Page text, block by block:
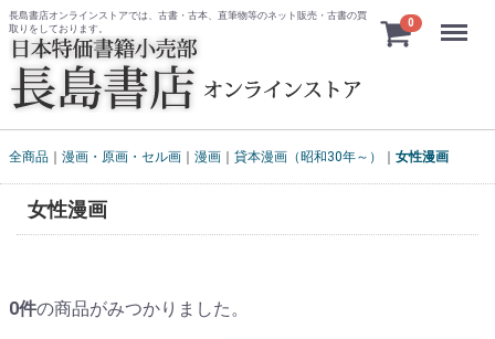
長島書店オンラインストアでは、古書・古本、直筆物等のネット販売・古書の買
取りをしております。
0 Menu
全商品 漫画・原画・セル画 漫画 貸本漫画（昭和30年～） 女性漫画
女性漫画
0件の商品がみつかりました。